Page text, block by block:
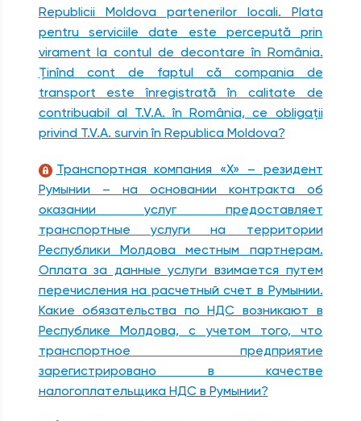
Republicii Moldova partenerilor locali. Plata
pentru serviciile date este percepută prin
virament la contul de decontare în România.
Ţinînd cont de faptul că compania de
transport este înregistrată în calitate de
contribuabil al T.V.A. în România, ce obligaţii
privind T.V.A. survin în Republica Moldova?
Транспортная компания «X» – резидент
Румынии – на основании контракта об
оказании услуг предоставляет
транспортные услуги на территории
Республики Молдова местным партнерам.
Оплата за данные услуги взимается путем
перечисления на расчетный счет в Румынии.
Какие обязательства по НДС возникают в
Республике Молдова, с учетом того, что
транспортное предприятие
зарегистрировано в качестве
налогоплательщика НДС в Румынии?